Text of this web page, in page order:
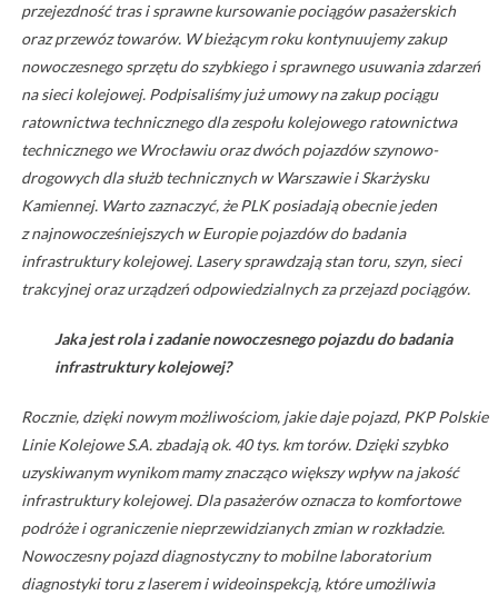
przejezdność tras i sprawne kursowanie pociągów pasażerskich
oraz przewóz towarów. W bieżącym roku kontynuujemy zakup
nowoczesnego sprzętu do szybkiego i sprawnego usuwania zdarzeń
na sieci kolejowej. Podpisaliśmy już umowy na zakup pociągu
ratownictwa technicznego dla zespołu kolejowego ratownictwa
technicznego we Wrocławiu oraz dwóch pojazdów szynowo-
drogowych dla służb technicznych w Warszawie i Skarżysku
Kamiennej. Warto zaznaczyć, że PLK posiadają obecnie jeden
z najnowocześniejszych w Europie pojazdów do badania
infrastruktury kolejowej. Lasery sprawdzają stan toru, szyn, sieci
trakcyjnej oraz urządzeń odpowiedzialnych za przejazd pociągów.
Jaka jest rola i zadanie nowoczesnego pojazdu do badania
infrastruktury kolejowej?
Rocznie, dzięki nowym możliwościom, jakie daje pojazd, PKP Polskie
Linie Kolejowe S.A. zbadają ok. 40 tys. km torów. Dzięki szybko
uzyskiwanym wynikom mamy znacząco większy wpływ na jakość
infrastruktury kolejowej. Dla pasażerów oznacza to komfortowe
podróże i ograniczenie nieprzewidzianych zmian w rozkładzie.
Nowoczesny pojazd diagnostyczny to mobilne laboratorium
diagnostyki toru z laserem i wideoinspekcją, które umożliwia